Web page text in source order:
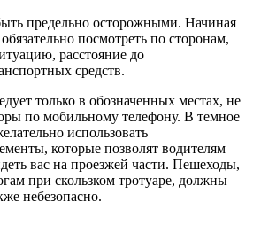
предельно осторожными. Начиная
посмотреть по сторонам,
расстояние до
средств.
только в обозначенных местах, не
по мобильному телефону. В темное
использовать
которые позволят водителям
вас на проезжей части. Пешеходы,
при скользком тротуаре, должны
небезопасно.